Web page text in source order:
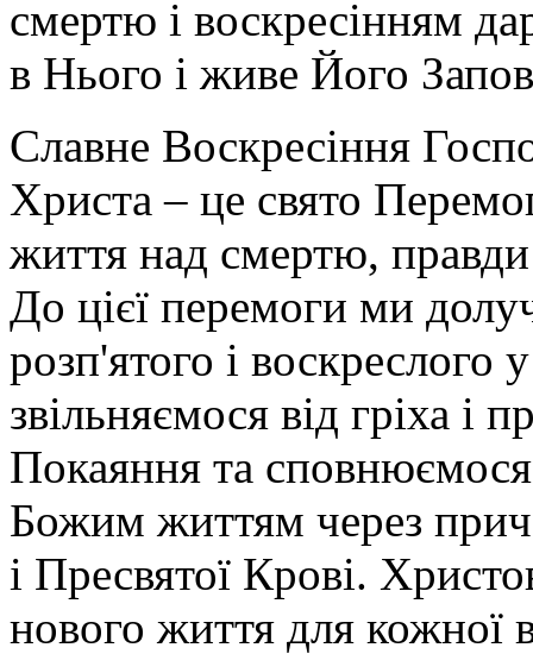
смертю і воскресінням
в Нього і живе Його
Славне Воскресіння
Христа – це свято
життя над смертю,
До цієї перемоги ми
розп'ятого і
звільняємося від гріха і
Покаяння та
Божим життям через
і Пресвятої Крові.
нового життя для кожної